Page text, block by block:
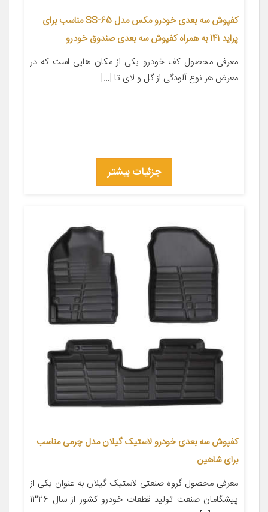
کفپوش سه بعدی خودرو مکس مدل SS-65 مناسب برای
پراید 141 به همراه کفپوش سه بعدی صندوق خودرو
معرفی محصول کف خودرو یکی از مکان هایی است که در
معرض هر نوع آلودگی از گل و لای تا […]
جزئیات بیشتر
کفپوش سه بعدی خودرو لاستیک گیلان مدل چرمی مناسب
برای شاهین
معرفی محصول گروه صنعتی لاستیک گیلان به عنوان یکی از
پیشگامان صنعت تولید قطعات خودرو کشور از سال 1326